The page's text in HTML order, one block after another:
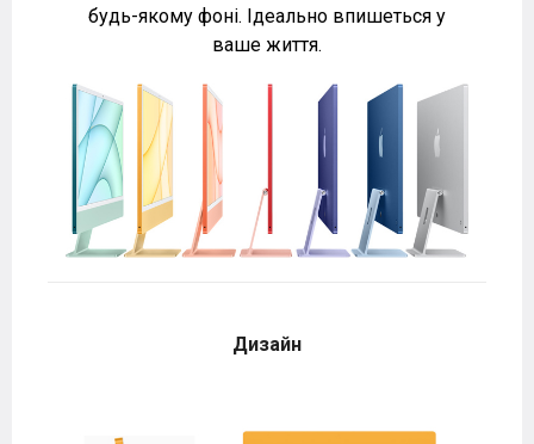
будь-якому фоні. Ідеально впишеться у
ваше життя.
Дизайн